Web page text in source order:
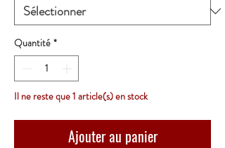
Quantité *
Il ne reste que 1 article(s) en stock
Ajouter au panier